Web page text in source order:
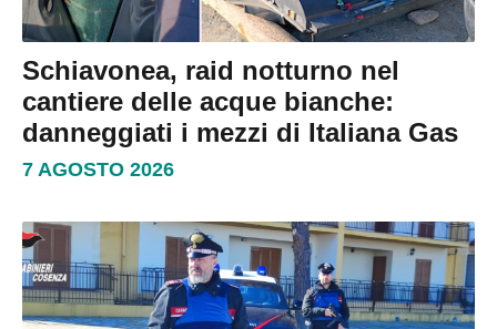
Schiavonea, raid notturno nel
cantiere delle acque bianche:
danneggiati i mezzi di Italiana Gas
7 AGOSTO 2026